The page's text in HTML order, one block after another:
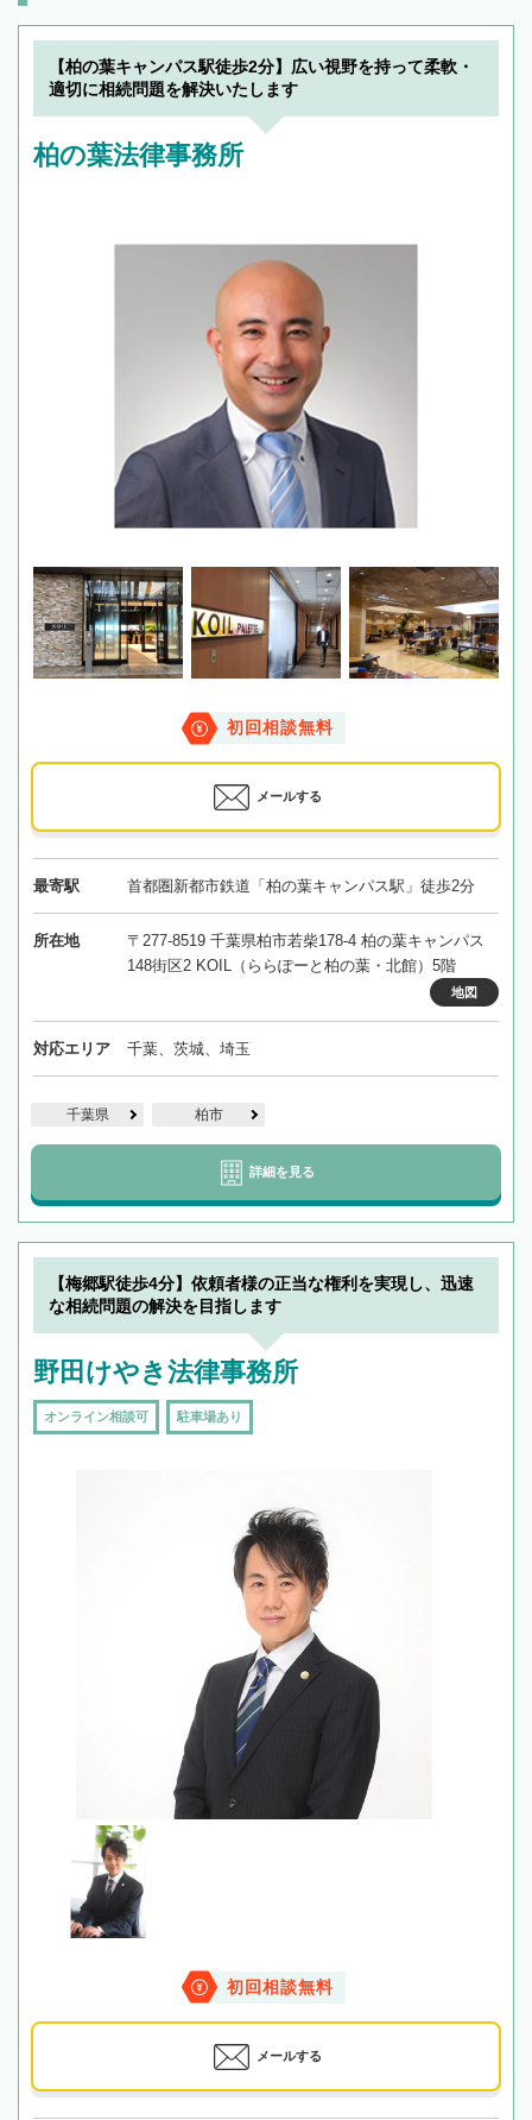
【柏の葉キャンパス駅徒歩2分】広い視野を持って柔軟・
適切に相続問題を解決いたします
柏の葉法律事務所
初回相談無料
メールする
最寄駅 首都圏新都市鉄道「柏の葉キャンパス駅」徒歩2分
所在地
〒277-8519 千葉県柏市若柴178-4 柏の葉キャンパス
148街区2 KOIL（ららぽーと柏の葉・北館）5階
地図
対応エリア 千葉、茨城、埼玉
千葉県 柏市
詳細を見る
【梅郷駅徒歩4分】依頼者様の正当な権利を実現し、迅速
な相続問題の解決を目指します
野田けやき法律事務所
オンライン相談可 駐車場あり
初回相談無料
メールする